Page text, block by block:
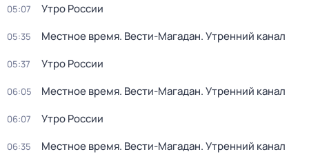
05:07 Утро России
05:35 Местное время. Вести-Магадан. Утренний канал
05:37 Утро России
06:05 Местное время. Вести-Магадан. Утренний канал
06:07 Утро России
06:35 Местное время. Вести-Магадан. Утренний канал